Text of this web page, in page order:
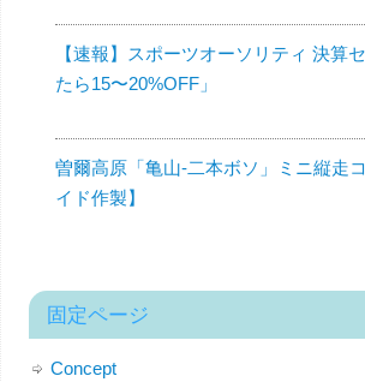
【速報】スポーツオーソリティ 決算
たら15〜20%OFF」
曽爾高原「亀山-二本ボソ」ミニ縦走
イド作製】
固定ページ
Concept